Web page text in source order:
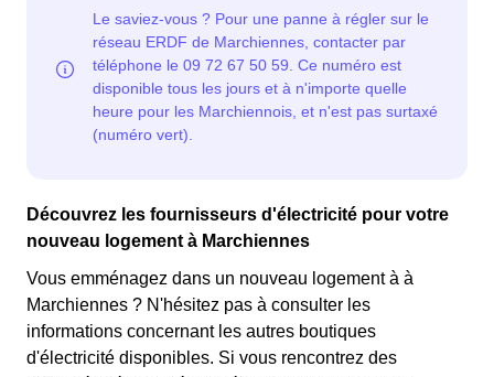
Découvrez les fournisseurs d'électricité pour votre
nouveau logement à Marchiennes
Vous emménagez dans un nouveau logement à à
Marchiennes ? N'hésitez pas à consulter les
informations concernant les autres boutiques
d'électricité disponibles. Si vous rencontrez des